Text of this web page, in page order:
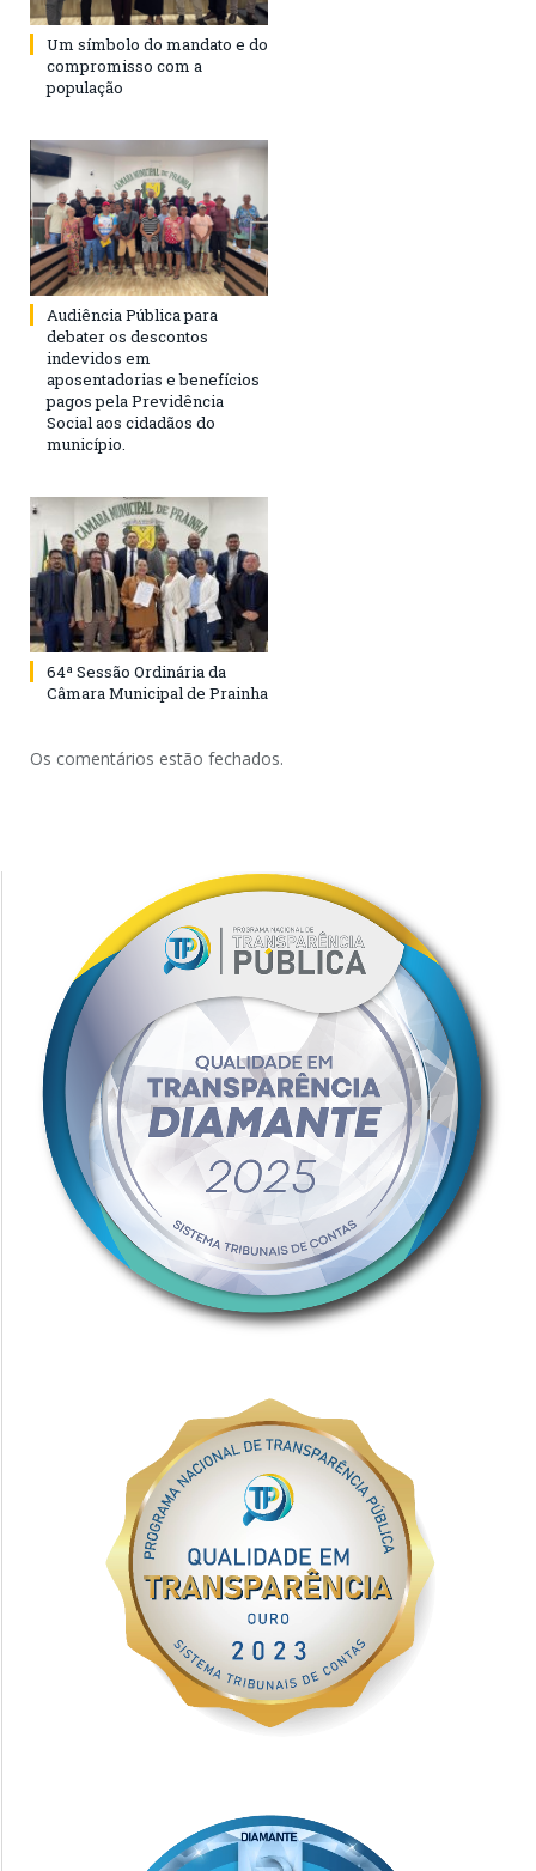
Um símbolo do mandato e do
compromisso com a
população
Audiência Pública para
debater os descontos
indevidos em
aposentadorias e benefícios
pagos pela Previdência
Social aos cidadãos do
município.
64ª Sessão Ordinária da
Câmara Municipal de Prainha
Os comentários estão fechados.